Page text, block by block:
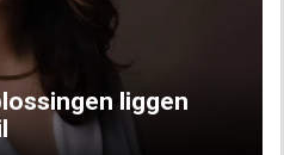
liggen